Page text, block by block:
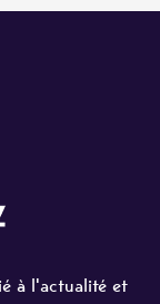
à l'actualité et